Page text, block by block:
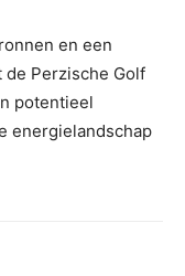
en een
Perzische Golf
potentieel
energielandschap